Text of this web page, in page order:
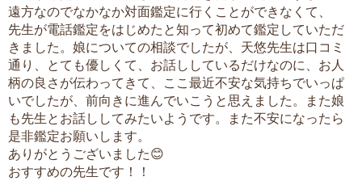
遠方なのでなかなか対面鑑定に行くことができなくて、
先生が電話鑑定をはじめたと知って初めて鑑定していただ
きました。娘についての相談でしたが、天悠先生は口コミ
通り、とても優しくて、お話ししているだけなのに、お人
柄の良さが伝わってきて、ここ最近不安な気持ちでいっぱ
いでしたが、前向きに進んでいこうと思えました。また娘
も先生とお話ししてみたいようです。また不安になったら
是非鑑定お願いします。
ありがとうございました😊
おすすめの先生です！！